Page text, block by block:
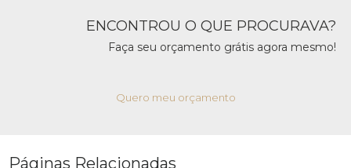
ENCONTROU O QUE PROCURAVA?
Faça seu orçamento grátis agora mesmo!
Quero meu orçamento
Páginas Relacionadas